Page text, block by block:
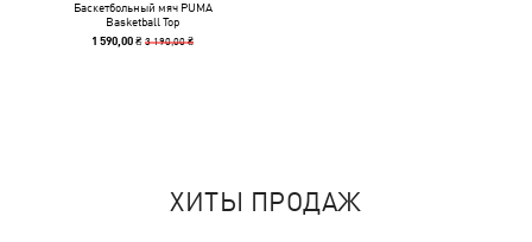
Баскетбольный мяч PUMA
Basketball Top
1 590,00 ₴3 190,00 ₴
ХИТЫ ПРОДАЖ